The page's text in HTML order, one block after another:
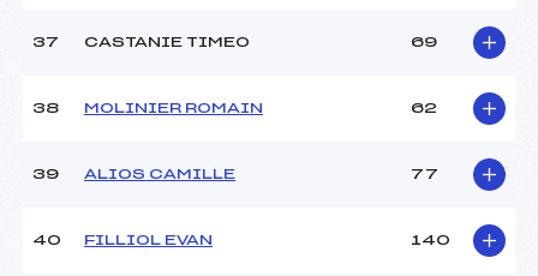
37 CASTANIE TIMEO 69
38 MOLINIER ROMAIN 62
39 ALIOS CAMILLE 77
40 FILLIOL EVAN 140